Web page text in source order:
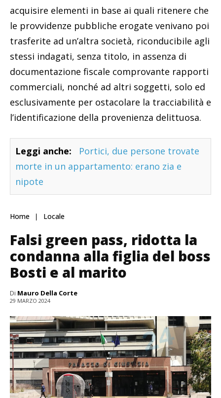
acquisire elementi in base ai quali ritenere che
le provvidenze pubbliche erogate venivano poi
trasferite ad un’altra società, riconducibile agli
stessi indagati, senza titolo, in assenza di
documentazione fiscale comprovante rapporti
commerciali, nonché ad altri soggetti, solo ed
esclusivamente per ostacolare la tracciabilità e
l’identificazione della provenienza delittuosa.
Leggi anche:
Portici, due persone trovate
morte in un appartamento: erano zia e
nipote
Home Locale
Falsi green pass, ridotta la
condanna alla figlia del boss
Bosti e al marito
Di Mauro Della Corte
29 MARZO 2024